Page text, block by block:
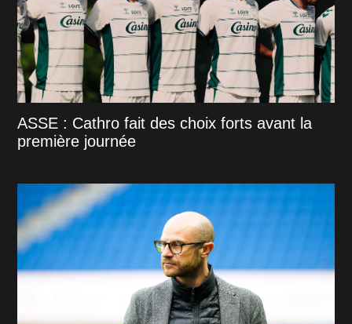
ASSE : Cathro fait des choix forts avant la
première journée